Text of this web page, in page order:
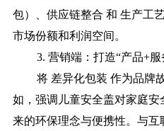
包）、供应链整合 和 生产工
市场份额和利润空间。
3. 营销端：打造“产品+
将 差异化包装 作为品牌
如，强调儿童安全盖对家庭
来的环保理念与便携性。与互